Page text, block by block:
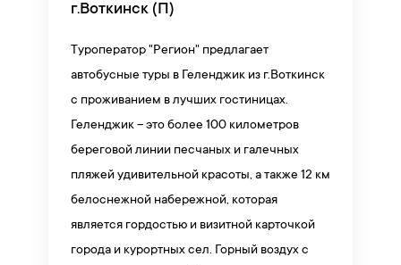
г.Воткинск (П)
Туроператор "Регион" предлагает
автобусные туры в Геленджик из г.Воткинск
с проживанием в лучших гостиницах.
Геленджик – это более 100 километров
береговой линии песчаных и галечных
пляжей удивительной красоты, а также 12 км
белоснежной набережной, которая
является гордостью и визитной карточкой
города и курортных сел. Горный воздух с